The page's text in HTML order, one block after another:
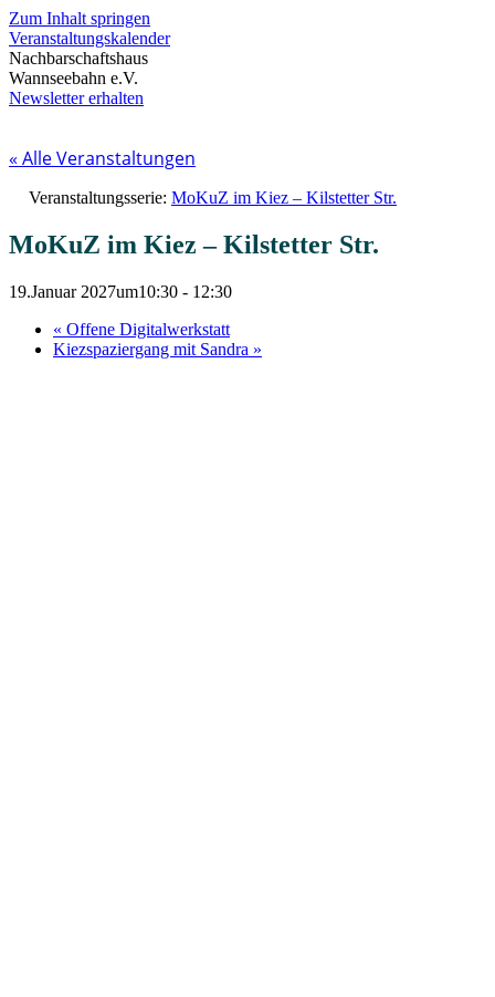
Zum Inhalt springen
Veranstaltungskalender
Nachbarschaftshaus
Wannseebahn e.V.
Newsletter erhalten
« Alle Veranstaltungen
Veranstaltungsserie: MoKuZ im Kiez – Kilstetter Str.
MoKuZ im Kiez – Kilstetter Str.
19.Januar 2027um10:30 - 12:30
« Offene Digitalwerkstatt
Kiezspaziergang mit Sandra »